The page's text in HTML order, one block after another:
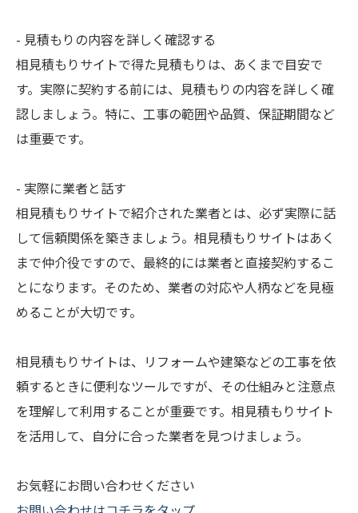
- 見積もりの内容を詳しく確認する
相見積もりサイトで得た見積もりは、あくまで目安で
す。実際に契約する前には、見積もりの内容を詳しく確
認しましょう。特に、工事の範囲や品質、保証期間など
は重要です。
- 実際に業者と話す
相見積もりサイトで紹介された業者とは、必ず実際に話
して信頼関係を築きましょう。相見積もりサイトはあく
まで仲介役ですので、最終的には業者と直接契約するこ
とになります。そのため、業者の対応や人柄などを見極
めることが大切です。
相見積もりサイトは、リフォームや建築などの工事を依
頼するときに便利なツールですが、その仕組みと注意点
を理解して利用することが重要です。相見積もりサイト
を活用して、自分に合った業者を見つけましょう。
お気軽にお問い合わせください